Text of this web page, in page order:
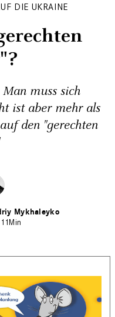
DIE UKRAINE
muss sich
ist aber mehr als
den "gerechten
Mykhaleyko
11Min